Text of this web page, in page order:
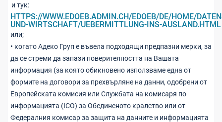
и тук:
HTTPS://WWW.EDOEB.ADMIN.CH/EDOEB/DE/HOME/
UND-WIRTSCHAFT/UEBERMITTLUNG-INS-
или;
• когато Адеко Груп е въвела подходящи предпазни мерки, за
да се стреми да запази поверителността на Вашата
информация (за която обикновено използваме една от
формите на договори за прехвърляне на данни, одобрени от
Европейската комисия или Службата на комисаря по
информацията (ICO) за Обединеното кралство или от
Федералния комисар за защита на данните и информацията